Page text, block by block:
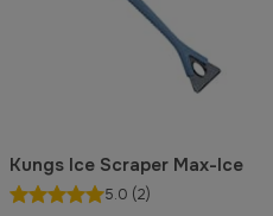
Kungs Ice Scraper Max-Ice
5.0 (2)